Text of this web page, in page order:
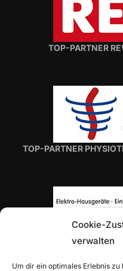
Cookie-
verwalten
Um dir ein optimales Erlebnis
TOP-PARTNER
TOP-PARTNER